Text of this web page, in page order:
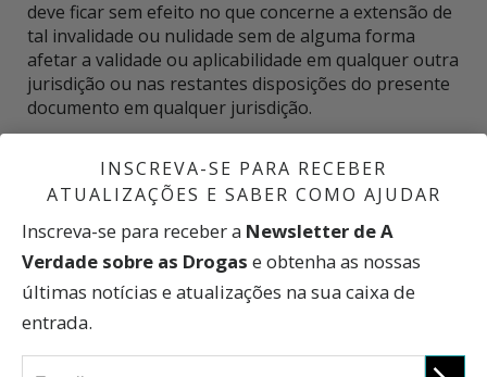
deve ficar sem efeito no que concerne a extensão de
tal invalidade ou nulidade sem de alguma forma
afetar a validade ou aplicabilidade em qualquer outra
jurisdição ou nas restantes disposições do presente
documento em qualquer jurisdição.
PARTICIPE
INSCREVA-SE AGORA
INSCREVA-SE PARA RECEBER
ATUALIZAÇÕES E SABER COMO AJUDAR
Inscreva-se para receber a Newsletter de A
Verdade sobre as Drogas e obtenha as nossas
últimas notícias e atualizações na sua caixa de
entrada.